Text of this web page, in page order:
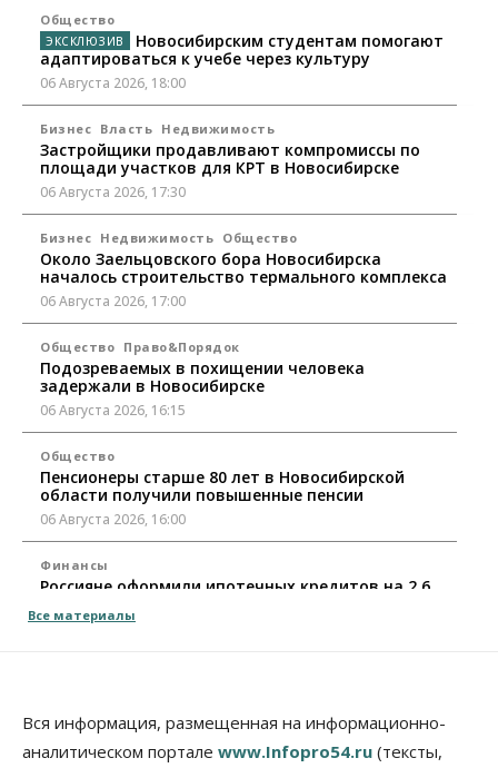
Общество
Новосибирским студентам помогают
адаптироваться к учебе через культуру
06 Августа 2026, 18:00
Бизнес Власть Недвижимость
Застройщики продавливают компромиссы по
площади участков для КРТ в Новосибирске
06 Августа 2026, 17:30
Бизнес Недвижимость Общество
Около Заельцовского бора Новосибирска
началось строительство термального комплекса
06 Августа 2026, 17:00
Общество Право&Порядок
Подозреваемых в похищении человека
задержали в Новосибирске
06 Августа 2026, 16:15
Общество
Пенсионеры старше 80 лет в Новосибирской
области получили повышенные пенсии
06 Августа 2026, 16:00
Финансы
Россияне оформили ипотечных кредитов на 2,6
06 Августа 2026, 15:53
обойдется без самовыдвиженцев
06 Августа 2026, 15:00
Все материалы
Вся информация, размещенная на информационно-
аналитическом портале www.Infopro54.ru (тексты,